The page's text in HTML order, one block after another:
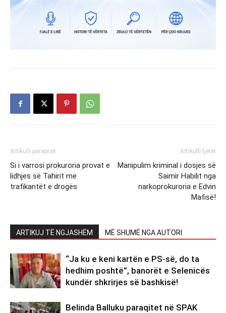
Artikulli paraprak
Si i varrosi prokuroria provat e
lidhjes së Tahirit me
trafikantët e drogës
Artikulli tjetër
Manipulim kriminal i dosjes së
Saimir Habilit nga
narkoprokuroria e Edvin
Mafisë!
ARTIKUJ TË NGJASHËM MË SHUMË NGA AUTORI
“Ja ku e keni kartën e PS-së, do ta
hedhim poshtë”, banorët e Selenicës
kundër shkrirjes së bashkisë!
Belinda Balluku paraqitet në SPAK